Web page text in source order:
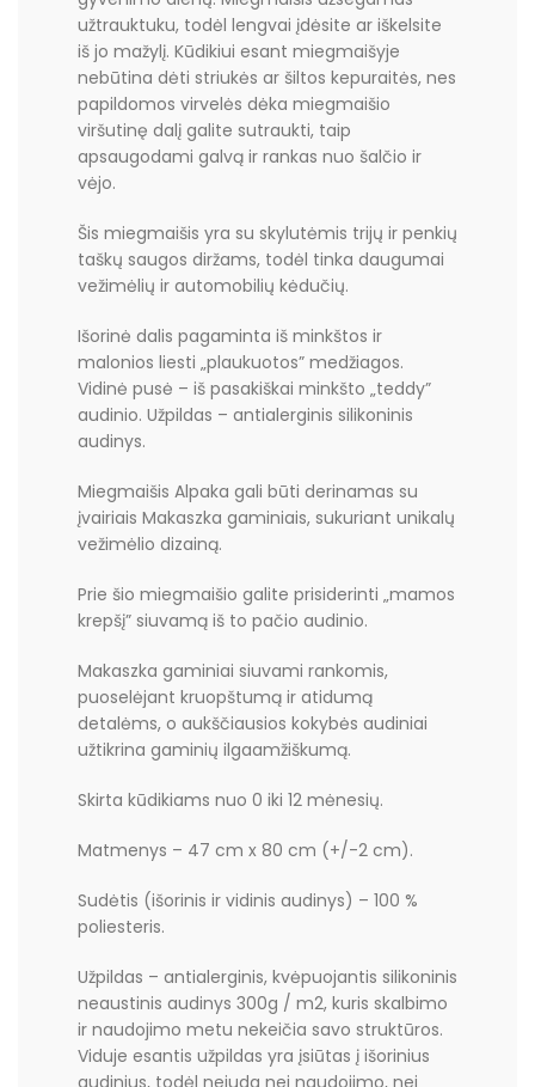
užtrauktuku, todėl lengvai įdėsite ar iškelsite
iš jo mažylį. Kūdikiui esant miegmaišyje
nebūtina dėti striukės ar šiltos kepuraitės, nes
papildomos virvelės dėka miegmaišio
viršutinę dalį galite sutraukti, taip
apsaugodami galvą ir rankas nuo šalčio ir
vėjo.
Šis miegmaišis yra su skylutėmis trijų ir penkių
taškų saugos diržams, todėl tinka daugumai
vežimėlių ir automobilių kėdučių.
Išorinė dalis pagaminta iš minkštos ir
malonios liesti „plaukuotos” medžiagos.
Vidinė pusė – iš pasakiškai minkšto „teddy”
audinio. Užpildas – antialerginis silikoninis
audinys.
Miegmaišis Alpaka gali būti derinamas su
įvairiais Makaszka gaminiais, sukuriant unikalų
vežimėlio dizainą.
Prie šio miegmaišio galite prisiderinti „mamos
krepšį” siuvamą iš to pačio audinio.
Makaszka gaminiai siuvami rankomis,
puoselėjant kruopštumą ir atidumą
detalėms, o aukščiausios kokybės audiniai
užtikrina gaminių ilgaamžiškumą.
Skirta kūdikiams nuo 0 iki 12 mėnesių.
Matmenys – 47 cm x 80 cm (+/-2 cm).
Sudėtis (išorinis ir vidinis audinys) – 100 %
poliesteris.
Užpildas – antialerginis, kvėpuojantis silikoninis
neaustinis audinys 300g / m2, kuris skalbimo
ir naudojimo metu nekeičia savo struktūros.
Viduje esantis užpildas yra įsiūtas į išorinius
audinius, todėl nejuda nei naudojimo, nei